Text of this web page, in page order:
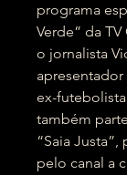
programa
Verde” da
o jornalista
ex-
também
“Saia
pelo canal a